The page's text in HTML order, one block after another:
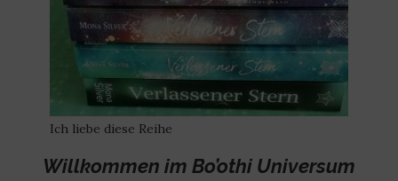
Ich liebe diese Reihe
Willkommen im Bo’othi Universum